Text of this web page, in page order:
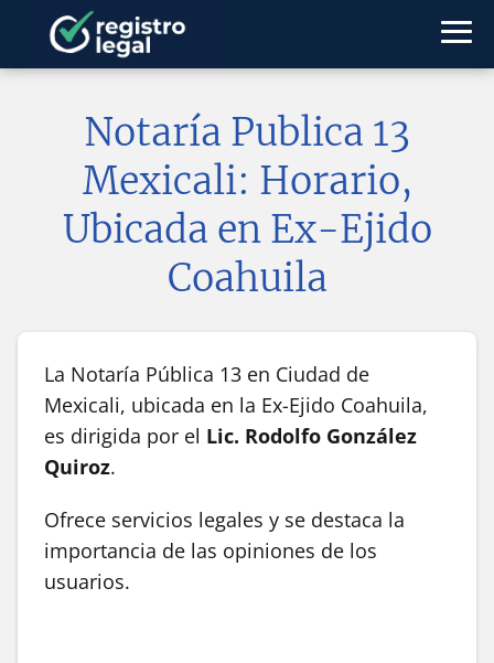
Notaría Publica 13
Mexicali: Horario,
Ubicada en Ex-Ejido
Coahuila
La Notaría Pública 13 en Ciudad de
Mexicali, ubicada en la Ex-Ejido Coahuila,
es dirigida por el Lic. Rodolfo González
Quiroz.
Ofrece servicios legales y se destaca la
importancia de las opiniones de los
usuarios.